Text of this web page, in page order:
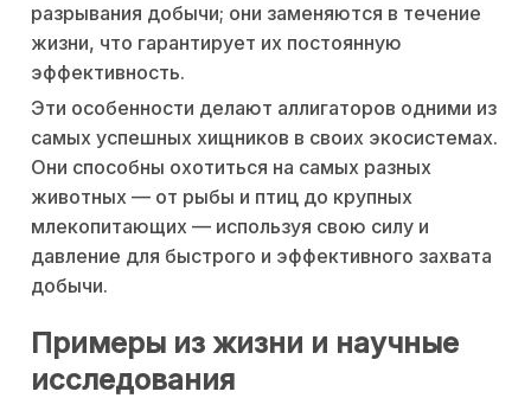
разрывания добычи; они заменяются в течение
жизни, что гарантирует их постоянную
эффективность.
Эти особенности делают аллигаторов одними из
самых успешных хищников в своих экосистемах.
Они способны охотиться на самых разных
животных — от рыбы и птиц до крупных
млекопитающих — используя свою силу и
давление для быстрого и эффективного захвата
добычи.
Примеры из жизни и научные
исследования